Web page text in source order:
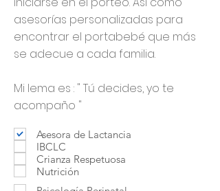
asesorías personalizadas para
encontrar el portabebé que más
se adecue a cada familia.
Mi lema es : " Tú decides, yo te
acompaño "
Asesora de Lactancia
IBCLC
Crianza Respetuosa
Nutrición